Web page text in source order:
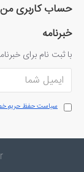
حساب کاربری من
خبرنامه
با ثبت نام برای
سیاست حفظ حریم